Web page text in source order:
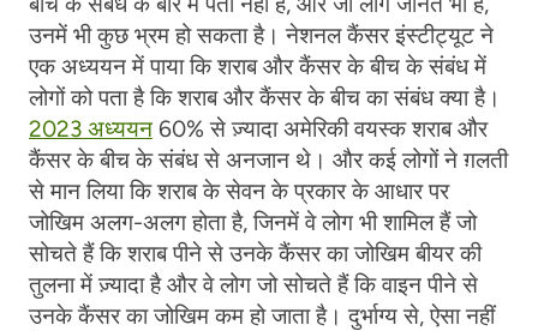
उनमें भी कुछ भ्रम हो सकता है। नेशनल कैंसर इंस्टीट्यूट ने
एक अध्ययन में पाया कि शराब और कैंसर के बीच के संबंध में
लोगों को पता है कि शराब और कैंसर के बीच का संबंध क्या है।
2023 अध्ययन60% से ज़्यादा अमेरिकी वयस्क शराब और
कैंसर के बीच के संबंध से अनजान थे। और कई लोगों ने ग़लती
से मान लिया कि शराब के सेवन के प्रकार के आधार पर
जोखिम अलग-अलग होता है, जिनमें वे लोग भी शामिल हैं जो
सोचते हैं कि शराब पीने से उनके कैंसर का जोखिम बीयर की
तुलना में ज़्यादा है और वे लोग जो सोचते हैं कि वाइन पीने से
उनके कैंसर का जोखिम कम हो जाता है। दुर्भाग्य से, ऐसा नहीं